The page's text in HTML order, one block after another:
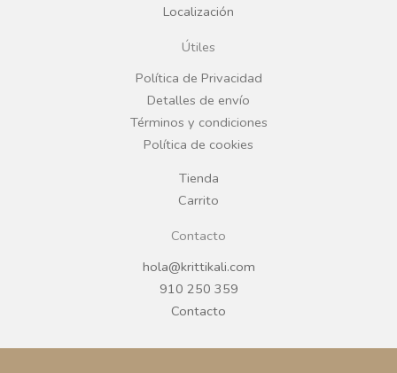
o
o
k
g
r
a
Localización
Útiles
Política de Privacidad
Detalles de envío
Términos y condiciones
Política de cookies
Tienda
Carrito
Contacto
hola@krittikali.com
910 250 359
Contacto